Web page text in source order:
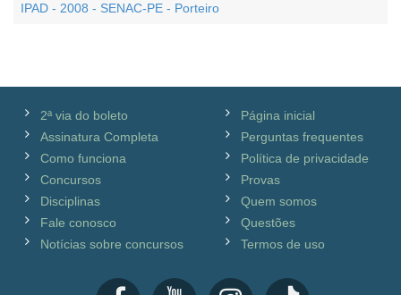
IPAD - 2008 - SENAC-PE - Porteiro
2ª via do boleto
Assinatura Completa
Como funciona
Concursos
Disciplinas
Fale conosco
Notícias sobre concursos
Página inicial
Perguntas frequentes
Política de privacidade
Provas
Quem somos
Questões
Termos de uso